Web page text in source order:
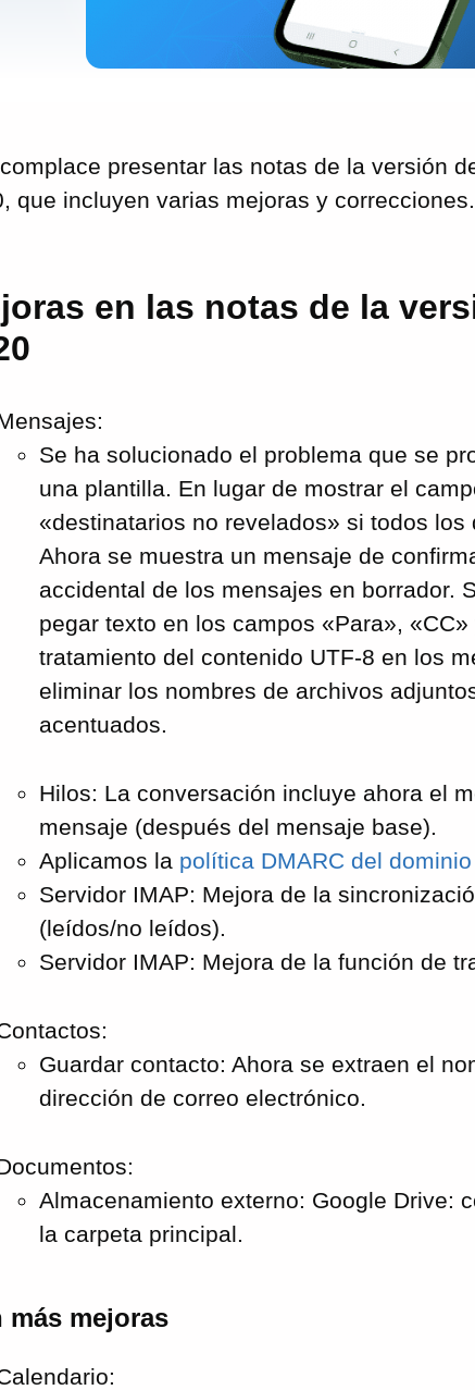
presentar las notas de la versión
que incluyen varias mejoras y correcciones.
en las notas de la
Se ha solucionado el problema que se
una plantilla. En lugar de mostrar el
«destinatarios no revelados» si todos los
Ahora se muestra un mensaje de
accidental de los mensajes en borrador.
pegar texto en los campos «Para»,
tratamiento del contenido UTF-8 en los
eliminar los nombres de archivos
acentuados.
Hilos: La conversación incluye ahora el
mensaje (después del mensaje base).
Aplicamos la política DMARC del
Servidor IMAP: Mejora de la
(leídos/no leídos).
Servidor IMAP: Mejora de la función de
Guardar contacto: Ahora se extraen el
dirección de correo electrónico.
Almacenamiento externo: Google Drive:
la carpeta principal.
más mejoras